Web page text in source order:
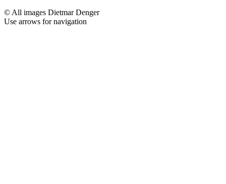
© All images Dietmar Denger
Use arrows for navigation